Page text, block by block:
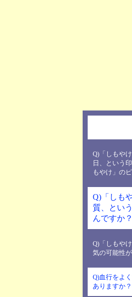
Q)「しもや
日、という
もやけ」の
Q)「しも
質、とい
んですか？
Q)「しもや
気の可能性
Q)血行をよ
ありますか